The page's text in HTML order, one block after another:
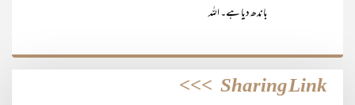
باندھ دیا ہے۔ اللہ
Sharing Link
>>>